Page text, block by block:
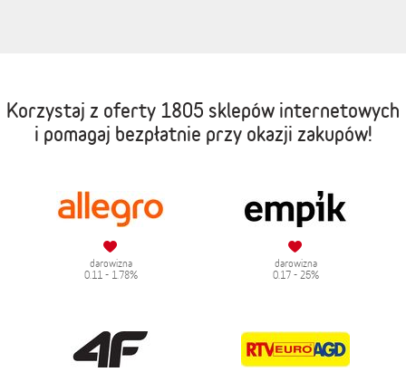
Korzystaj z oferty 1805 sklepów internetowych
i pomagaj bezpłatnie przy okazji zakupów!
darowizna
0.11 - 1.78%
darowizna
0.17 - 25%